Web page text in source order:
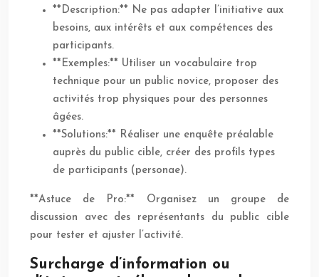
**Description:** Ne pas adapter l’initiative aux
besoins, aux intérêts et aux compétences des
participants.
**Exemples:** Utiliser un vocabulaire trop
technique pour un public novice, proposer des
activités trop physiques pour des personnes
âgées.
**Solutions:** Réaliser une enquête préalable
auprès du public cible, créer des profils types
de participants (personae).
**Astuce de Pro:** Organisez un groupe de
discussion avec des représentants du public cible
pour tester et ajuster l’activité.
Surcharge d’information ou